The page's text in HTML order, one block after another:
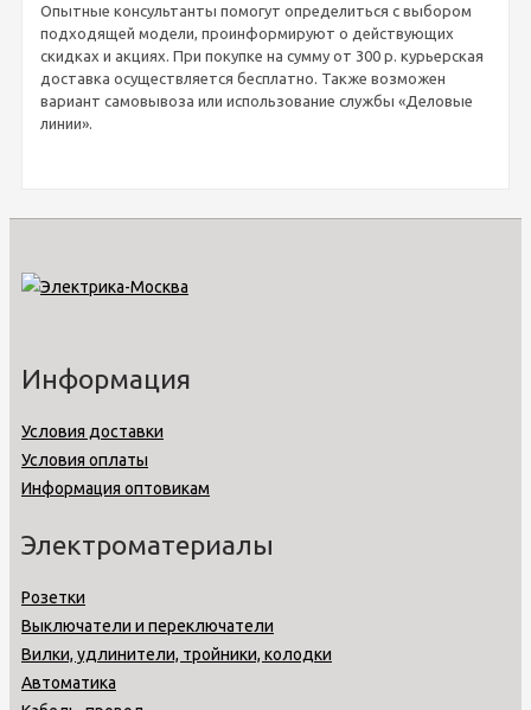
Опытные консультанты помогут определиться с выбором
подходящей модели, проинформируют о действующих
скидках и акциях. При покупке на сумму от 300 р. курьерская
доставка осуществляется бесплатно. Также возможен
вариант самовывоза или использование службы «Деловые
линии».
Информация
Условия доставки
Условия оплаты
Информация оптовикам
Электроматериалы
Розетки
Выключатели и переключатели
Вилки, удлинители, тройники, колодки
Автоматика